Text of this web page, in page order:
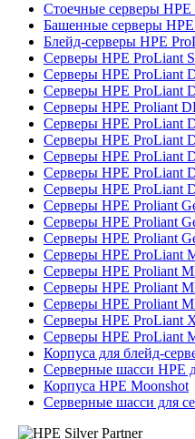
Стоечные серверы HPE
Башенные серверы
Блейд-серверы HPE
Серверы HPE ProLiant
Серверы HPE ProLiant
Серверы HPE ProLiant
Серверы HPE Proliant
Серверы HPE ProLiant
Серверы HPE ProLiant
Серверы HPE ProLiant
Серверы HPE ProLiant
Серверы HPE ProLiant
Серверы HPE Proliant
Серверы HPE Proliant
Серверы HPE Proliant
Серверы HPE ProLiant
Серверы HPE Proliant
Серверы HPE Proliant
Серверы HPE Proliant
Серверы HPE ProLiant
Серверы HPE ProLiant
Корпуса для блейд-
Серверные шасси HPE
Корпуса HPE Moonshot
Серверные шасси для